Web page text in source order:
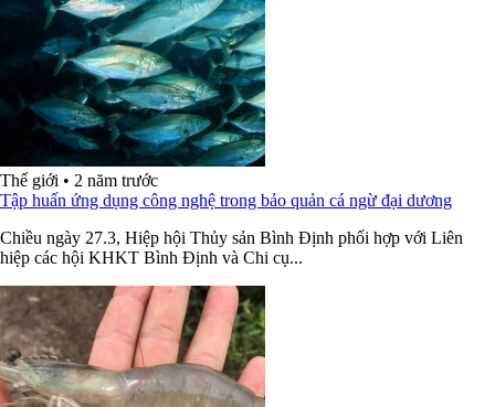
Thế giới • 2 năm trước
Tập huấn ứng dụng công nghệ trong bảo quản cá ngừ đại dương
Chiều ngày 27.3, Hiệp hội Thủy sản Bình Định phối hợp với Liên
hiệp các hội KHKT Bình Định và Chi cụ...